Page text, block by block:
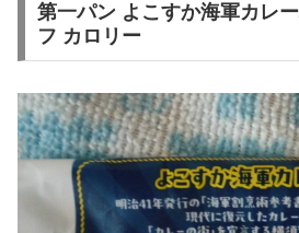
第一パン よこすか海軍カレ
フ カロリー